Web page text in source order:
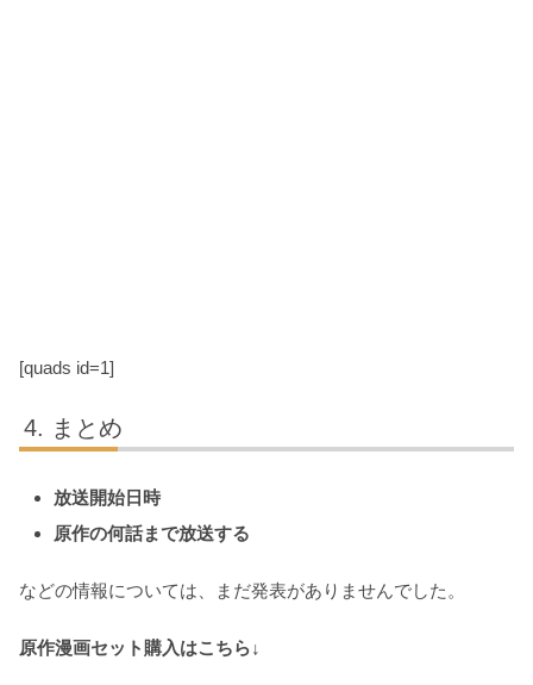
[quads id=1]
まとめ
放送開始日時
原作の何話まで放送する
などの情報については、まだ発表がありませんでした。
原作漫画セット購入はこちら↓